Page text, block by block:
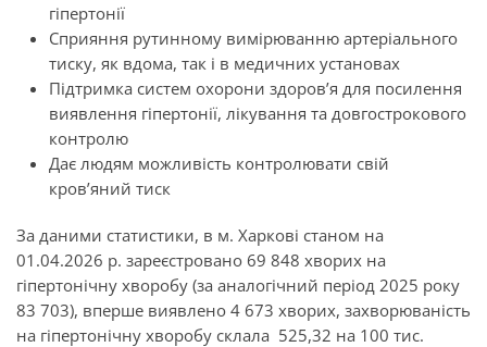
гіпертонії
Сприяння рутинному вимірюванню артеріального
тиску, як вдома, так і в медичних установах
Підтримка систем охорони здоров’я для посилення
виявлення гіпертонії, лікування та довгострокового
контролю
Дає людям можливість контролювати свій
кров’яний тиск
За даними статистики, в м. Харкові станом на
01.04.2026 р. зареєстровано 69 848 хворих на
гіпертонічну хворобу (за аналогічний період 2025 року
83 703), вперше виявлено 4 673 хворих, захворюваність
на гіпертонічну хворобу склала 525,32 на 100 тис.